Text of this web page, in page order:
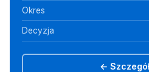
Okres
Decyzja
←